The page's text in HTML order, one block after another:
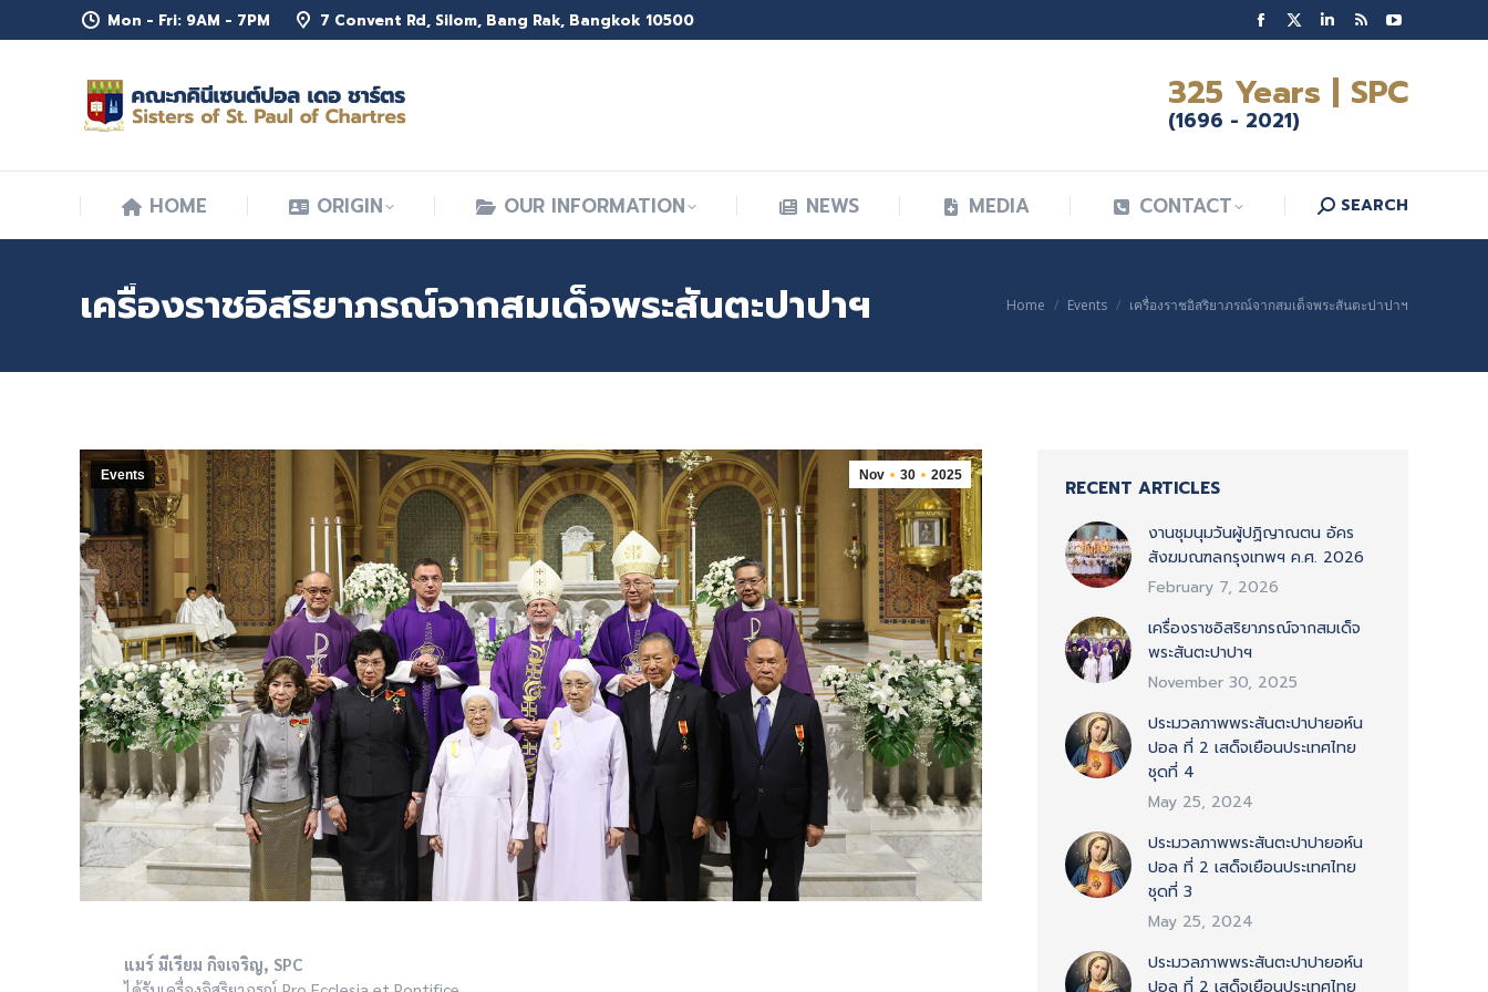
Mon - Fri: 9AM - 7PM 7 Convent Rd, Silom, Bang Rak, Bangkok 10500
Facebook
opens
in
window
X
opens
in
window
Linkedin
opens
window
Rss
opens
window
YouTube
opens
window
325 Years | SPC
(1696 - 2021)
HOME ORIGIN OUR INFORMATION NEWS MEDIA CONTACT Search:SEARCH
เครื่องราชอิสริยาภรณ์จากสมเด็จพระสันตะปาปาฯ You are here:
Home Events เครื่องราชอิสริยาภรณ์จากสมเด็จพระสันตะปาปาฯ
Nov 30 2025
Events
แมร์ มีเรียม กิจเจริญ, SPC
RECENT ARTICLES
งานชุมนุมวันผู้ปฏิญาณตน อัคร
สังฆมณฑลกรุงเทพฯ ค.ศ. 2026
February 7, 2026
เครื่องราชอิสริยาภรณ์จากสมเด็จ
พระสันตะปาปาฯ
November 30, 2025
ประมวลภาพพระสันตะปาปายอห์น
ปอล ที่ 2 เสด็จเยือนประเทศไทย
ชุดที่ 4
May 25, 2024
ประมวลภาพพระสันตะปาปายอห์น
ปอล ที่ 2 เสด็จเยือนประเทศไทย
ชุดที่ 3
May 25, 2024
ประมวลภาพพระสันตะปาปายอห์น
ปอล ที่ 2 เสด็จเยือนประเทศไทย
HOME ORIGIN OUR INFORMATION NEWS MEDIA CONTACT Search:SEARCH